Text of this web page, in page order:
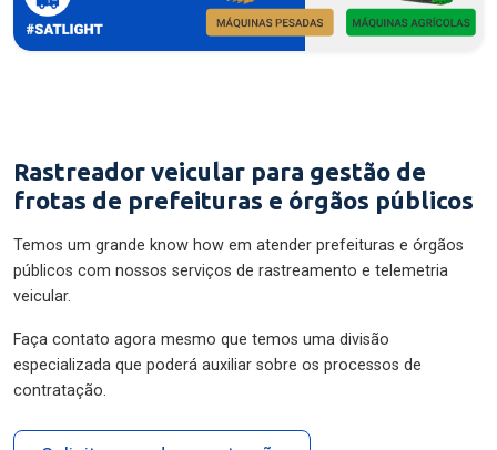
Rastreador veicular para gestão de
frotas de prefeituras e órgãos públicos
Temos um grande know how em atender prefeituras e órgãos
públicos com nossos serviços de rastreamento e telemetria
veicular.
Faça contato agora mesmo que temos uma divisão
especializada que poderá auxiliar sobre os processos de
contratação.